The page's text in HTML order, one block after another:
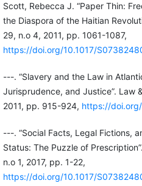
Scott, Rebecca J. “Paper Thin:
the Diaspora of the Haitian
29, n.o 4, 2011, pp. 1061-1087,
https://doi.org/10.1017/
---. “Slavery and the Law in
Jurisprudence, and Justice”. Law
2011, pp. 915-924, https://
---. “Social Facts, Legal Fictions,
Status: The Puzzle of
n.o 1, 2017, pp. 1-22,
https://doi.org/10.1017/